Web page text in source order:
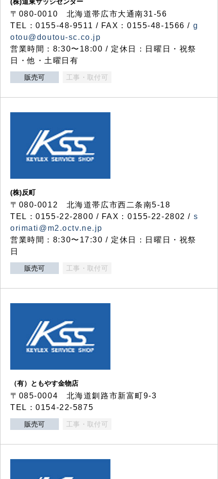
〒080-0010 北海道帯広市大通南31-56
TEL：0155-48-9511 / FAX：0155-48-1566 / g
otou@doutou-sc.co.jp
営業時間：8:30〜18:00 / 定休日：日曜日・祝祭
日・他・土曜日有
販売可 工事・取付可
(株)反町
〒080-0012 北海道帯広市西二条南5-18
TEL：0155-22-2800 / FAX：0155-22-2802 / s
orimati@m2.octv.ne.jp
営業時間：8:30〜17:30 / 定休日：日曜日・祝祭
日
販売可 工事・取付可
（有）ともやす金物店
〒085-0004 北海道釧路市新富町9-3
TEL：0154-22-5875
販売可 工事・取付可